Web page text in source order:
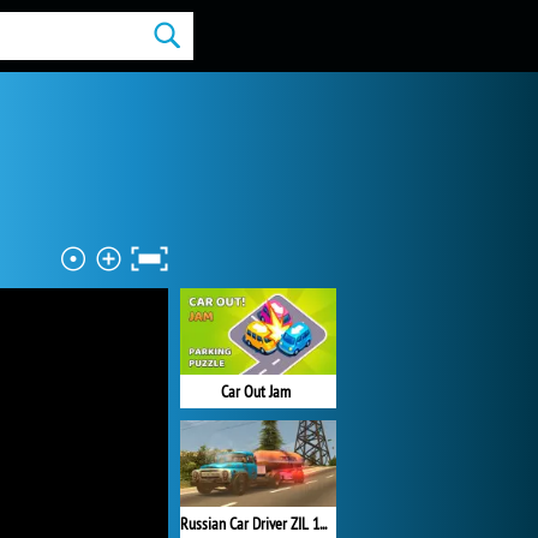
Car Out Jam
Russian Car Driver ZIL 130